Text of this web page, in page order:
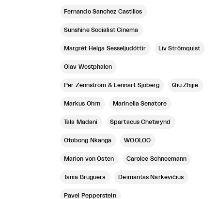
Fernando Sanchez Castillos
Sunshine Socialist Cinema
Margrét Helga Sesseljudóttir Liv Strömquist
Olav Westphalen
Per Zennström & Lennart Sjöberg Qiu Zhijie
Markus Öhrn Marinella Senatore
Tala Madani Spartacus Chetwynd
Otobong Nkanga WOOLOO
Marion von Osten Carolee Schneemann
Tania Bruguera Deimantas Narkevičius
Pavel Pepperstein